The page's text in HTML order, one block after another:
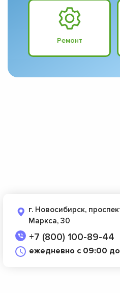
Ремонт
г. Новосибирск,
Маркса, 30
+7 (800) 100-89-44
ежедневно с 09:00